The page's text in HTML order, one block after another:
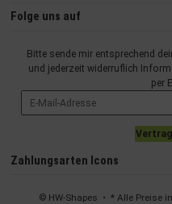
Folge uns auf
Bitte sende mir entsprechend
und jederzeit widerruflich
per
Zahlungsarten Icons
© HW-Shapes • * Alle Preise